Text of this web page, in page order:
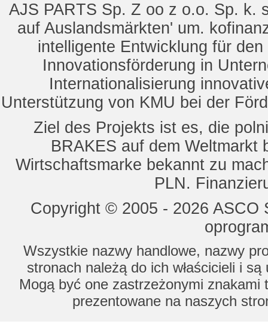
AJS PARTS Sp. Z oo z o.o. Sp. k.
auf Auslandsmärkten' um.
intelligente Entwicklung für
Innovationsförderung in
Internationalisierung
Unterstützung von KMU bei der
Ziel des Projekts ist es, die
BRAKES auf dem Weltmarkt
Wirtschaftsmarke bekannt zu
PLN.
Copyright © 2005 - 2026
Wszystkie nazwy handlowe, nazwy
stronach należą do ich właścicieli i
Mogą być one zastrzeżonymi znakami
prezentowane na naszych